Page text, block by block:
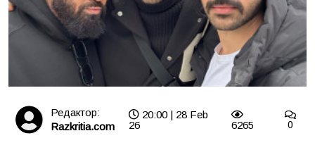
Редактор:
Razkritia.com
20:00 | 28 Feb
26
6265 0